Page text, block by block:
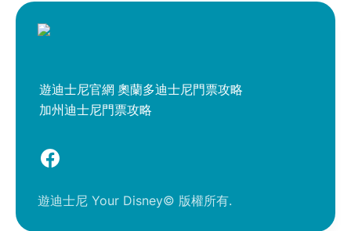
遊迪士尼官網 奧蘭多迪士尼門票攻略
加州迪士尼門票攻略
遊迪士尼 Your Disney© 版權所有.